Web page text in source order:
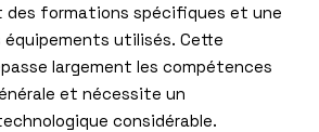
des formations spécifiques et une
utilisés. Cette
largement les compétences
et nécessite un
considérable.